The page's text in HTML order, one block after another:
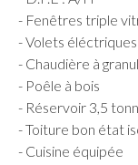
- Fenêtres triple
- Volets éléctriques
- Chaudière à
- Poêle à bois
- Réservoir 3,5
- Toiture bon état
- Cuisine équipée